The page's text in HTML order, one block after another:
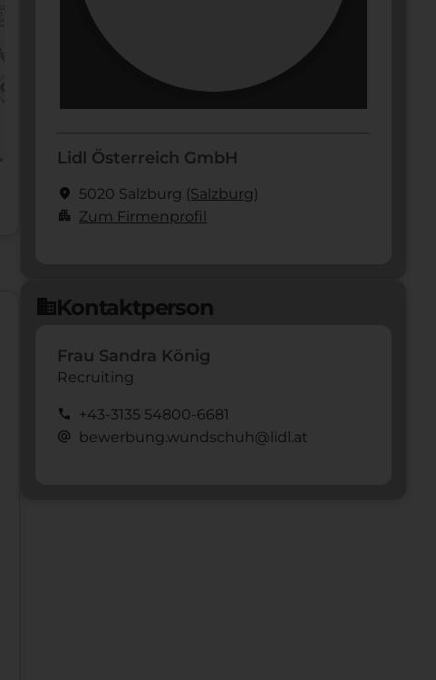
Lidl Österreich GmbH
location_on 5020 Salzburg (Salzburg)
apartment Zum Firmenprofil
domainKontaktperson
Frau Sandra König
Recruiting
call +43-3135 54800-6681
alternate_email bewerbung.wundschuh@lidl.at